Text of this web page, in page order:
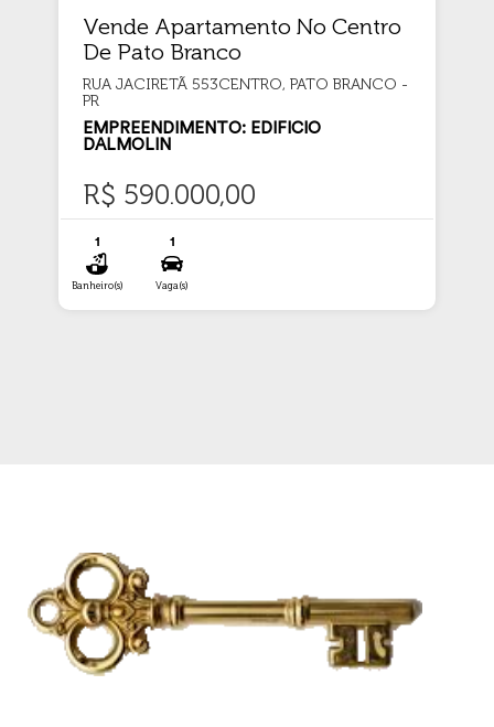
Vende Apartamento No Centro
De Pato Branco
RUA JACIRETÃ 553CENTRO, PATO BRANCO -
PR
EMPREENDIMENTO: EDIFICIO
DALMOLIN
R$ 590.000,00
1
Banheiro(s)
1
Vaga(s)